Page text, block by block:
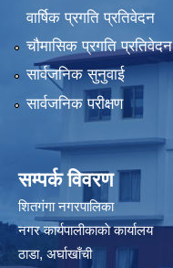
वार्षिक प्रगति प्रतिवेदन
चौमासिक प्रगति प्रतिवेदन
सार्वजनिक सुनुवाई
सार्वजनिक परीक्षण
सम्पर्क विवरण
शितगंगा नगरपालिका
नगर कार्यपालीकाकाे कार्यालय
ठाडा, अर्घाखाँची